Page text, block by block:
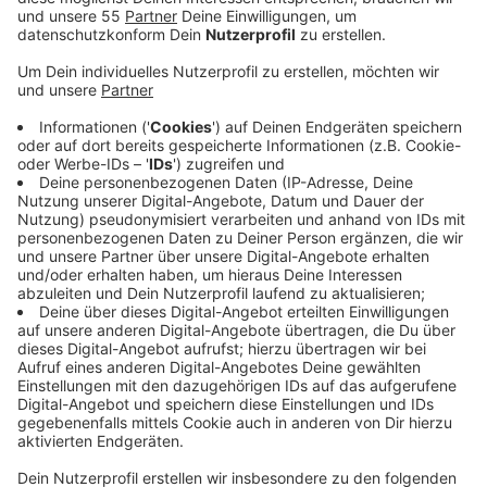
Ein Hubschrauber unterstützt die Suche. Der Mann ist
laut Polizei ca. 64 Jahre alt, etwa 1,85m groß und hat
graue Haare. Er trägt Schlappen, eine Jeans und eine
dunkle Jacke. Hinweise bitte an die Polizei.
Anzeige
Erfolg bei der Suche nach Senior aus
Nettetal-Schaag
Anzeige
Währenddessen konnte der vermisste Senior aus
Nettetal-Schaag in Tschechien gefunden werden. Die